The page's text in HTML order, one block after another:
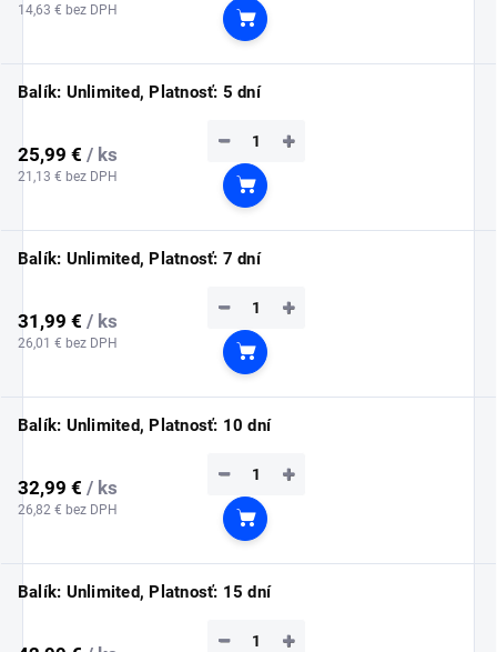
14,63 € bez DPH
Do košíka
Balík: Unlimited, Platnosť: 5 dní
25,99 € / ks
21,13 € bez DPH
+
−
Do košíka
Balík: Unlimited, Platnosť: 7 dní
31,99 € / ks
26,01 € bez DPH
+
−
Do košíka
Balík: Unlimited, Platnosť: 10 dní
32,99 € / ks
26,82 € bez DPH
+
−
Do košíka
Balík: Unlimited, Platnosť: 15 dní
+
−